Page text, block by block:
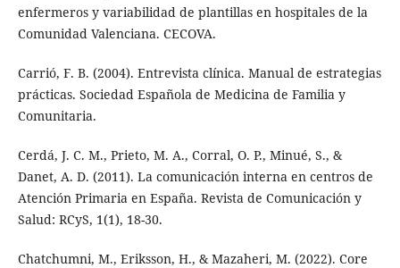
enfermeros y variabilidad de plantillas en hospitales de la
Comunidad Valenciana. CECOVA.
Carrió, F. B. (2004). Entrevista clínica. Manual de estrategias
prácticas. Sociedad Española de Medicina de Familia y
Comunitaria.
Cerdá, J. C. M., Prieto, M. A., Corral, O. P., Minué, S., &
Danet, A. D. (2011). La comunicación interna en centros de
Atención Primaria en España. Revista de Comunicación y
Salud: RCyS, 1(1), 18-30.
Chatchumni, M., Eriksson, H., & Mazaheri, M. (2022). Core